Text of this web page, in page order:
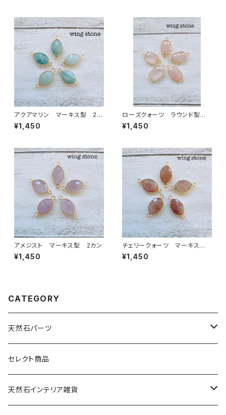
アクアマリン マーキス型 2カ
ン
¥1,450
ローズクォーツ ラウンド型 2
カン
¥1,450
アメジスト マーキス型 2カン
¥1,450
チェリークォーツ マーキス
型 2カン
¥1,450
CATEGORY
天然石パーツ
天然石
ドゥルージー
セレクト商品
天然石インテリア雑貨